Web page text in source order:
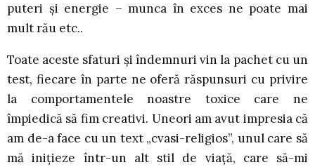
puteri și energie – munca în exces ne poate mai
mult rău etc..
Toate aceste sfaturi și îndemnuri vin la pachet cu un
test, fiecare în parte ne oferă răspunsuri cu privire
la comportamentele noastre toxice care ne
împiedică să fim creativi. Uneori am avut impresia că
am de-a face cu un text „cvasi-religios”, unul care să
mă inițieze într-un alt stil de viață, care să-mi